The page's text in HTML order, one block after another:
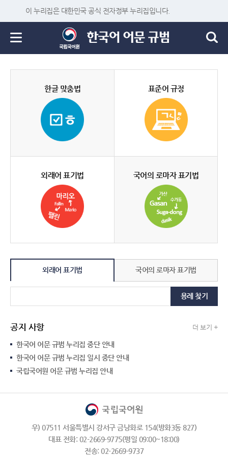
이 누리집은 대한민국 공식 전자정부 누리집입니다.
한글 맞춤법 표준어 규정
외래어 표기법 국어의 로마자 표기법
외래어 표기법 국어의 로마자 표기법
용례 찾기
공지 사항 더 보기 +
한국어 어문 규범 누리집 중단 안내
한국어 어문 규범 누리집 일시 중단 안내
국립국어원 어문 규범 누리집 안내
우) 07511 서울특별시 강서구 금낭화로 154(방화3동 827)
대표 전화: 02-2669-9775(평일 09:00~18:00)
전송: 02-2669-9737